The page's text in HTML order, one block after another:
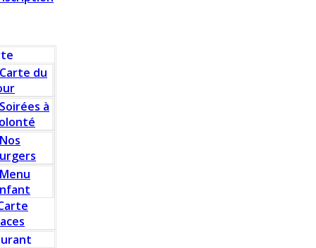
Carte du
Soirées à
Nos
Menu